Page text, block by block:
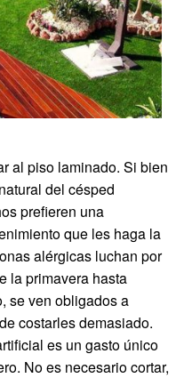
al piso laminado. Si bien
del césped
prefieren una
que les haga la
alérgicas luchan por
la primavera hasta
se ven obligados a
costarles demasiado.
es un gasto único
No es necesario cortar,